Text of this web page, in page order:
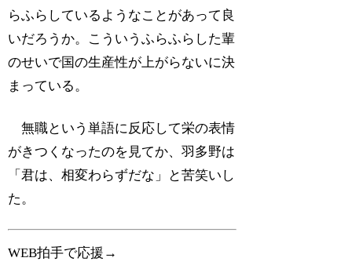
らふらしているようなことがあって良
いだろうか。こういうふらふらした輩
のせいで国の生産性が上がらないに決
まっている。
無職という単語に反応して栄の表情
がきつくなったのを見てか、羽多野は
「君は、相変わらずだな」と苦笑いし
た。
WEB拍手で応援→